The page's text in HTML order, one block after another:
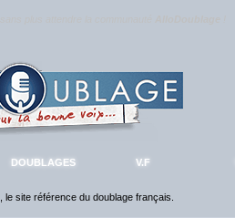
DOUBLAGES V.F
, le site référence du doublage français.